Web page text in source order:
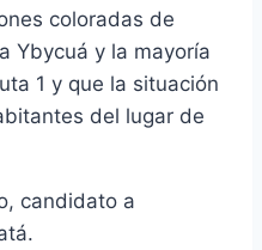
coloradas de
Ybycuá y la mayoría
1 y que la situación
del lugar de
candidato a